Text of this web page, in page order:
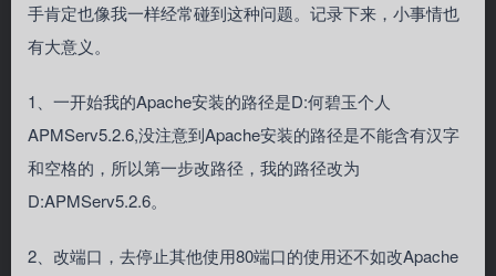
手肯定也像我一样经常碰到这种问题。记录下来，小事情也
有大意义。
1、一开始我的Apache安装的路径是D:何碧玉个人
APMServ5.2.6,没注意到Apache安装的路径是不能含有汉字
和空格的，所以第一步改路径，我的路径改为
D:APMServ5.2.6。
2、改端口，去停止其他使用80端口的使用还不如改Apache